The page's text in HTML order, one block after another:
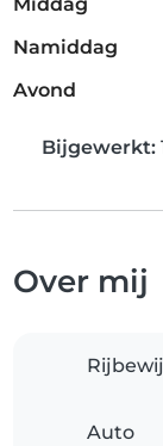
Middag
Namiddag
Avond
Bijgewerkt:
Over mij
Auto